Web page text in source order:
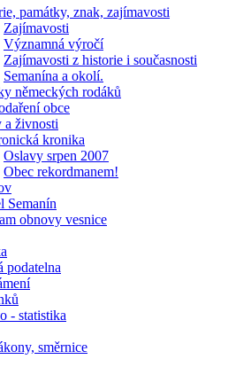
památky, znak, zajímavosti
Zajímavosti
Významná výročí
Zajímavosti z historie i současnosti
Semanína a okolí.
německých rodáků
obce
a živnosti
kronika
Oslavy srpen 2007
Obec rekordmanem!
Semanín
obnovy vesnice
podatelna
- statistika
směrnice